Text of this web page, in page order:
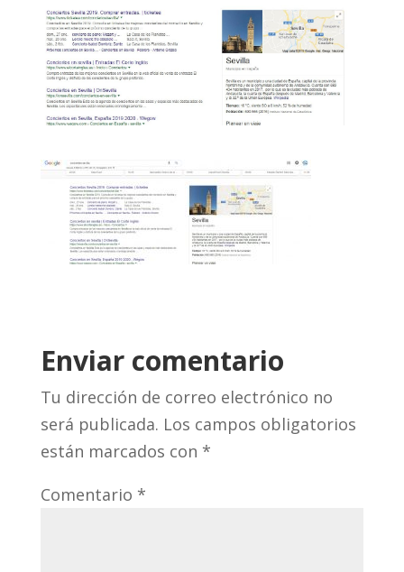
Enviar comentario
Tu dirección de correo electrónico no
será publicada. Los campos obligatorios
están marcados con *
Comentario *